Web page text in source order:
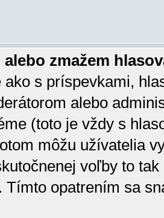
zmažem
ako s príspevkami,
alebo
(toto je vždy s
môžu užívatelia
voľby to
Tímto opatrením sa